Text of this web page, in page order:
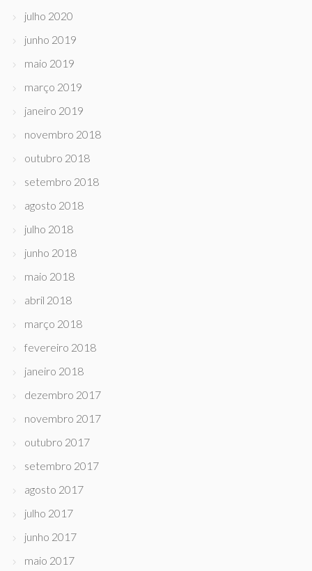
julho 2020
junho 2019
maio 2019
março 2019
janeiro 2019
novembro 2018
outubro 2018
setembro 2018
agosto 2018
julho 2018
junho 2018
maio 2018
abril 2018
março 2018
fevereiro 2018
janeiro 2018
dezembro 2017
novembro 2017
outubro 2017
setembro 2017
agosto 2017
julho 2017
junho 2017
maio 2017